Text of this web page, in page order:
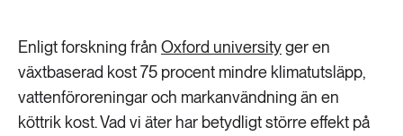
Klimat
Landsbygd
471 ARTIKLAR
Kemikalier
1492 ARTIKLAR
Enligt forskning från Oxford universityger en
växtbaserad kost 75 procent mindre klimatutsläpp,
vattenföroreningar och markanvändning än en
köttrik kost. Vad vi äter har betydligt större effekt på